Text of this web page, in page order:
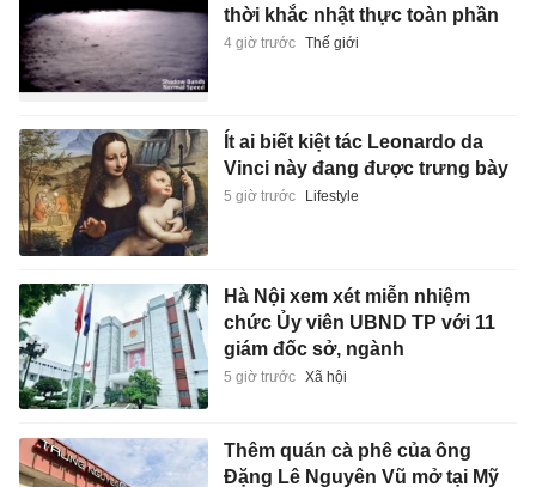
thời khắc nhật thực toàn phần
4 giờ trước Thế giới
Ít ai biết kiệt tác Leonardo da
Vinci này đang được trưng bày
5 giờ trước Lifestyle
Hà Nội xem xét miễn nhiệm
chức Ủy viên UBND TP với 11
giám đốc sở, ngành
5 giờ trước Xã hội
Thêm quán cà phê của ông
Đặng Lê Nguyên Vũ mở tại Mỹ